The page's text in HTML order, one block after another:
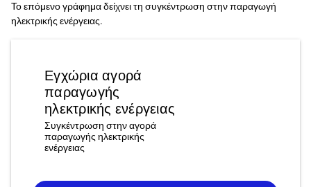
Το επόμενο γράφημα δείχνει τη συγκέντρωση στην παραγωγή
ηλεκτρικής ενέργειας.
Εγχώρια αγορά
παραγωγής
ηλεκτρικής ενέργειας
Συγκέντρωση στην αγορά
παραγωγής ηλεκτρικής
ενέργειας